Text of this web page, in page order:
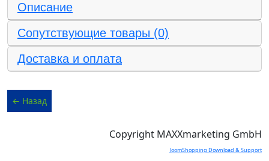
Описание
Сопутствующие товары (0)
Доставка и оплата
Copyright MAXXmarketing GmbH
JoomShopping Download & Support